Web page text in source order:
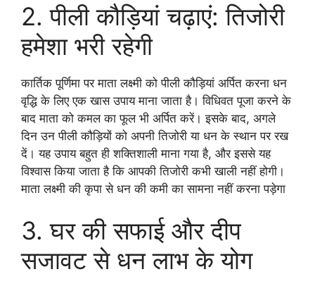
2. पीली कौड़ियां चढ़ाएं: तिजोरी
हमेशा भरी रहेगी
कार्तिक पूर्णिमा पर माता लक्ष्मी को पीली कौड़ियां अर्पित करना धन
वृद्धि के लिए एक खास उपाय माना जाता है। विधिवत पूजा करने के
बाद माता को कमल का फूल भी अर्पित करें। इसके बाद, अगले
दिन उन पीली कौड़ियों को अपनी तिजोरी या धन के स्थान पर रख
दें। यह उपाय बहुत ही शक्तिशाली माना गया है, और इससे यह
विश्वास किया जाता है कि आपकी तिजोरी कभी खाली नहीं होगी।
माता लक्ष्मी की कृपा से धन की कमी का सामना नहीं करना पड़ेगा
3. घर की सफाई और दीप
सजावट से धन लाभ के योग